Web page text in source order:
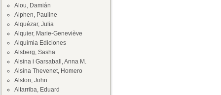
Alou, Damián
Alphen, Pauline
Alquézar, Julia
Alquier, Marie-Geneviève
Alquimia Ediciones
Alsberg, Sasha
Alsina i Garsaball, Anna M.
Alsina Thevenet, Homero
Alston, John
Altarriba, Eduard